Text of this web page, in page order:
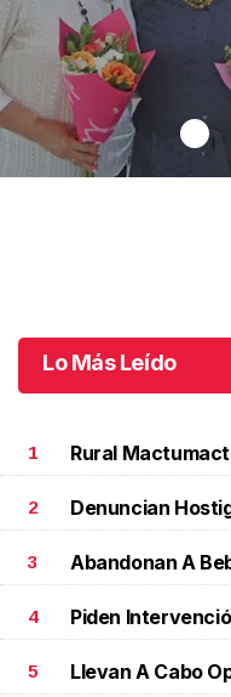
Lo Más Leído
1 Rural
2 Denuncian
3 Abandonan A
4 Piden
5 Llevan A Cabo